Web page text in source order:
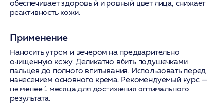
обеспечивает здоровый и ровный цвет лица, снижает
реактивность кожи.
Применение
Наносить утром и вечером на предварительно
очищенную кожу. Деликатно вбить подушечками
пальцев до полного впитывания. Использовать перед
нанесением основного крема. Рекомендуемый курс —
не менее 1 месяца для достижения оптимального
результата.